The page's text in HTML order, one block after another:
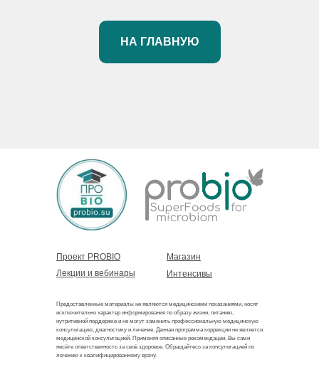
НА ГЛАВНУЮ
Предоставленные материалы не являются медицинскими показаниями, носят
исключительно характер информирования по образу жизни, питанию,
нутритивной поддержке и не могут заменить профессиональную медицинскую
консультацию, диагностику и лечение. Данная программа коррекции не является
медицинской консультацией. Применяя описанные рекомендации, Вы сами
несёте ответственность за своё здоровье. Обращайтесь за консультацией по
лечению к квалифицированному врачу.
Лекции и вебинары Интенсивы
Магазин
Проект PROBIO